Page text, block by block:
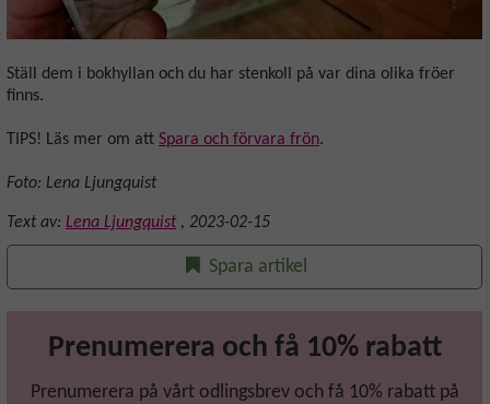
Ställ dem i bokhyllan och du har stenkoll på var dina olika fröer
finns.
TIPS! Läs mer om att Spara och förvara frön.
Foto: Lena Ljungquist
Text av: Lena Ljungquist , 2023-02-15
Spara artikel
Prenumerera och få 10% rabatt
Prenumerera på vårt odlingsbrev och få 10% rabatt på